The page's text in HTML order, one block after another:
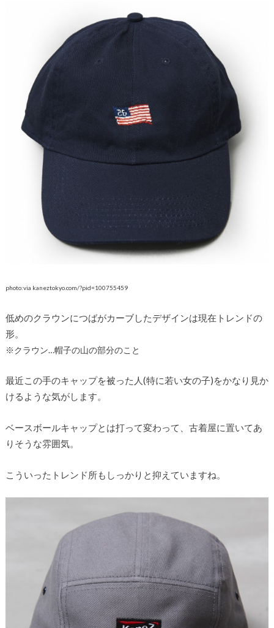
photo:via kaneztokyo.com/?pid=100755459
低めのクラウンにつばがカーブしたデザインは現在トレンドの
形。
※クラウン…帽子の山の部分のこと
最近この手のキャップを被った人(特に若い女の子)をかなり見か
けるような気がします。
ベースボールキャップとは打って変わって、古着屋に置いてあ
りそうな雰囲気。
こういったトレンド所もしっかりと抑えていますね。